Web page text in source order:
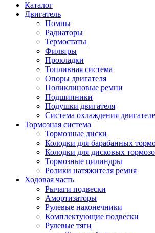
Каталог
Двигатель
Помпы
Радиаторы
Термостаты
Фильтры
Прокладки
Топливная система
Опоры двигателя
Поликлиновые ремни
Подшипники
Подушки двигателя
Система охлаждения
Тормозная система
Тормозные диски
Колодки для барабанных
Колодки для дисковых
Тормозные цилиндры
Ролики натяжителя ремня
Ходовая часть
Рычаги подвески
Амортизаторы
Рулевые наконечники
Комплектующие подвески
Рулевые тяги